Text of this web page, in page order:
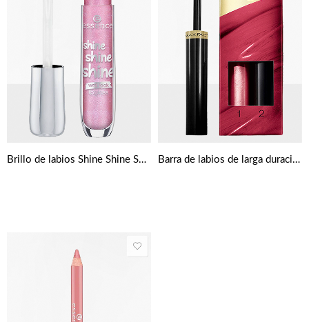
Brillo de labios Shine Shine Shine de Essence Barra de labios de larga duración con bálsamo Max Factor Lipfinity